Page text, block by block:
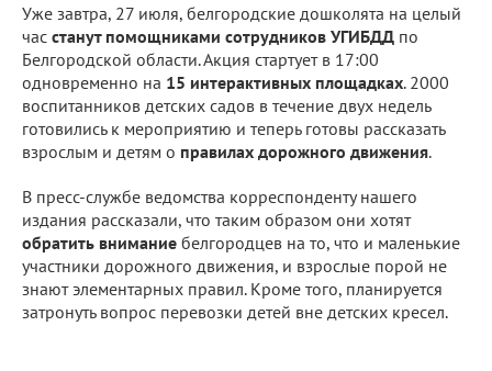
Уже завтра, 27 июля, белгородские дошколята на целый
час станут помощниками сотрудников УГИБДД по
Белгородской области. Акция стартует в 17:00
одновременно на 15 интерактивных площадках. 2000
воспитанников детских садов в течение двух недель
готовились к мероприятию и теперь готовы рассказать
взрослым и детям о правилах дорожного движения.
В пресс-службе ведомства корреспонденту нашего
издания рассказали, что таким образом они хотят
обратить внимание белгородцев на то, что и маленькие
участники дорожного движения, и взрослые порой не
знают элементарных правил. Кроме того, планируется
затронуть вопрос перевозки детей вне детских кресел.